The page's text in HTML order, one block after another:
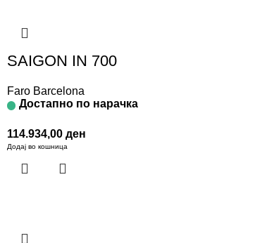
SAIGON IN 700
Faro Barcelona
Достапно по нарачка
114.934,00 ден
Додај во кошница